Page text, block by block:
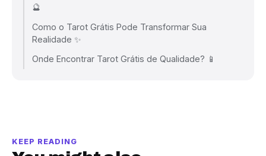
🔮
Como o Tarot Grátis Pode Transformar Sua
Realidade ✨
Onde Encontrar Tarot Grátis de Qualidade? 📱
KEEP READING